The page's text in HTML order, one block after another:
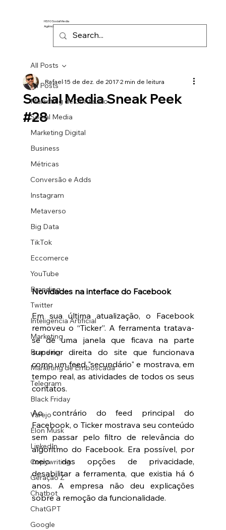
HS10 Social Media
Agência de Marketing Digital
All Posts
Marketing de Conteúdo
Social Media
Marketing Digital
Business
Métricas
Conversão e Adds
Instagram
Metaverso
Big Data
TikTok
Eccomerce
YouTube
Branding
Twitter
Inteligência Artificial
Marketing
Branding
Marketing de Emboscada
Telegram
Black Friday
Varejo
Elon Musk
LinkedIn
Copywriting
Geração Z
Chatbot
ChatGPT
Google
All Posts
Social Media Sneak Peek
#28
Rafael15 de dez. de 20172 min de leitura
Novidades na interface do Facebook
Em sua última atualização, o Facebook
removeu o “Ticker”. A ferramenta tratava-
se de uma janela que ficava na parte
superior direita do site que funcionava
como um feed "secundário" e mostrava, em
tempo real, as atividades de todos os seus
contatos.
Ao contrário do feed principal do
Facebook, o Ticker mostrava seu conteúdo
sem passar pelo filtro de relevância do
algoritmo do Facebook. Era possível, por
meio das opções de privacidade,
desabilitar a ferramenta, que existia há 6
anos. A empresa não deu explicações
sobre a remoção da funcionalidade.